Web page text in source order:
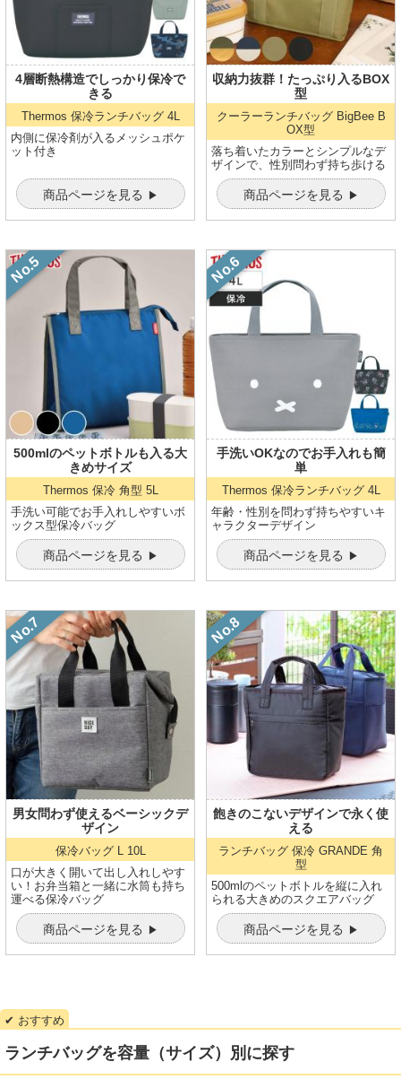
4層断熱構造でしっかり保冷で
きる
Thermos 保冷ランチバッグ 4L
内側に保冷剤が入るメッシュポケ
ット付き
商品ページを見る
収納力抜群！たっぷり入るBOX
型
クーラーランチバッグ BigBee B
OX型
落ち着いたカラーとシンプルなデ
ザインで、性別問わず持ち歩ける
商品ページを見る
500mlのペットボトルも入る大
きめサイズ
Thermos 保冷 角型 5L
手洗い可能でお手入れしやすいボ
ックス型保冷バッグ
商品ページを見る
手洗いOKなのでお手入れも簡
単
Thermos 保冷ランチバッグ 4L
年齢・性別を問わず持ちやすいキ
ャラクターデザイン
商品ページを見る
男女問わず使えるベーシックデ
ザイン
保冷バッグ L 10L
口が大きく開いて出し入れしやす
い！お弁当箱と一緒に水筒も持ち
運べる保冷バッグ
商品ページを見る
飽きのこないデザインで永く使
える
ランチバッグ 保冷 GRANDE 角
型
500mlのペットボトルを縦に入れ
られる大きめのスクエアバッグ
商品ページを見る
ランチバッグを容量（サイズ）別に探す